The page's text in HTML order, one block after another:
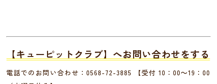
【キューピットクラブ】へお問い合わせをする
電話でのお問い合わせ：0568-72-3885
【受付 10：00～19：00